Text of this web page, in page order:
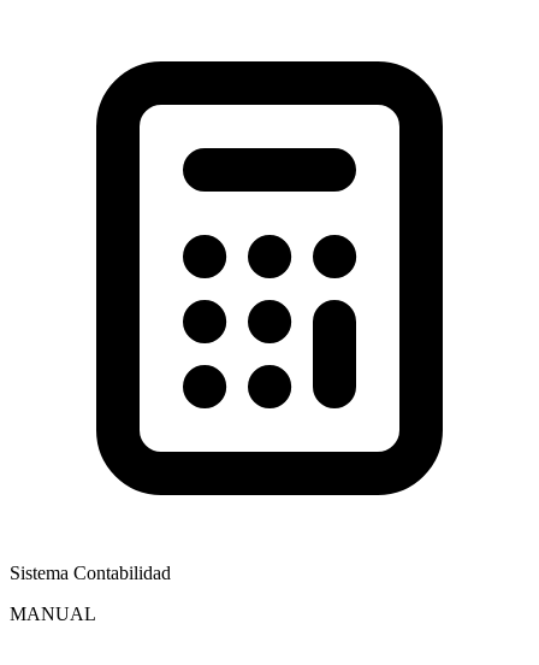
Sistema Contabilidad
MANUAL